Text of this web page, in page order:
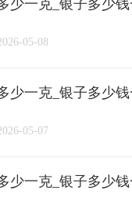
/ 长城币 / 老
/ 亚一金店
少一克_银子多少
05-08
少一克_银子多少
05-07
少一克_银子多少